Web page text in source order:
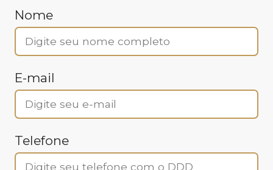
Nome
E-mail
Telefone